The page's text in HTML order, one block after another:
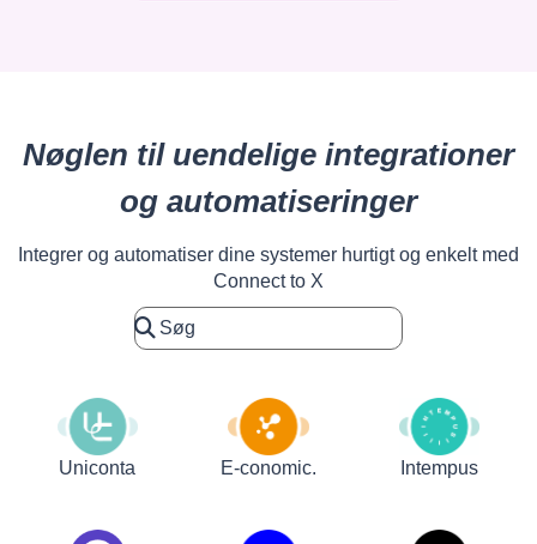
Nøglen til uendelige integrationer
og automatiseringer
Integrer og automatiser dine systemer hurtigt og enkelt med
Connect to X
Uniconta E-conomic. Intempus